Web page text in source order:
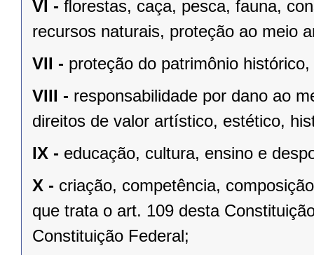
VI - ﬂorestas, caça, pesca, fauna,
recursos naturais, proteção ao meio
VII - proteção do patrimônio
VIII - responsabilidade por dano ao
direitos de valor artístico, estético,
IX - educação, cultura, ensino e
X - criação, competência,
que trata o art. 109 desta
Constituição Federal;